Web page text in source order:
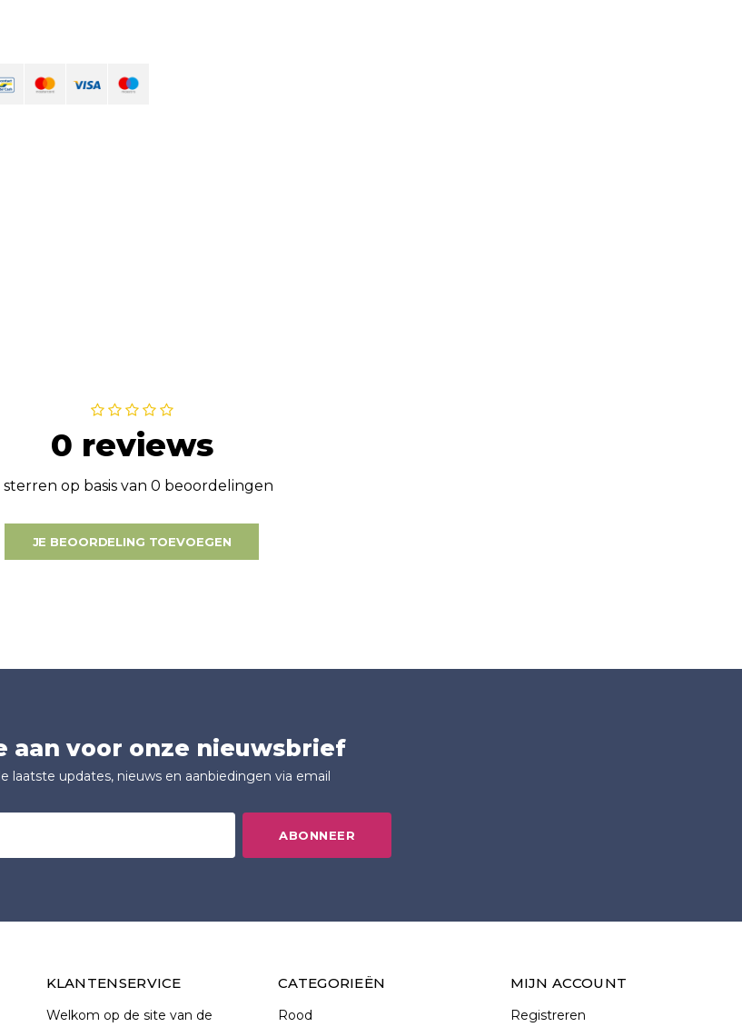
0 reviews
sterren op basis van 0 beoordelingen
JE BEOORDELING TOEVOEGEN
aan voor onze nieuwsbrief
laatste updates, nieuws en aanbiedingen via email
ABONNEER
KLANTENSERVICE
Welkom op de site van de
CATEGORIEËN
Rood
MIJN ACCOUNT
Registreren